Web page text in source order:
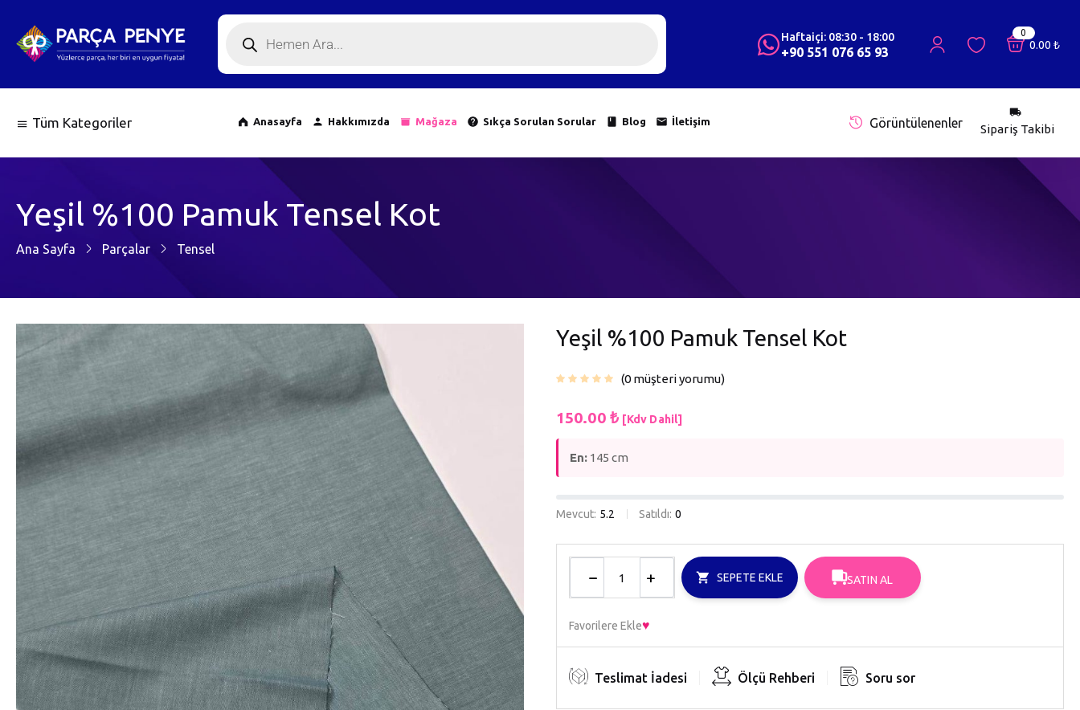
Haftaiçi: 08:30 - 18:00
+90 551 076 65 93
0
0.00₺
Tüm Kategoriler Anasayfa Hakkımızda Mağaza Sıkça Sorulan Sorular Blog İletişim Görüntülenenler Sipariş Takibi
Yeşil %100 Pamuk Tensel Kot
Ana Sayfa Parçalar Tensel
Yeşil %100 Pamuk Tensel Kot
0 müşteri yorumu
150.00 ₺ [Kdv Dahil]
En: 145 cm
Mevcut: 5.2 Satıldı: 0
SEPETE EKLE SATIN AL
Favorilere Ekle
Teslimat İadesi Ölçü Rehberi Soru sor